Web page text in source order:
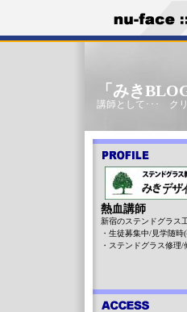
「みき
講師として･･･ ク
熱血講師
新宿のステンドグラス
・生徒募集中/見学随時
・ステンドグラス修理/